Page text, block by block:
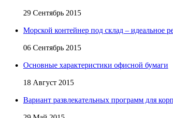
29 Сентябрь 2015
Морской контейнер под склад – идеальное
06 Сентябрь 2015
Основные характеристики офисной бумаги
18 Август 2015
Вариант развлекательных программ для